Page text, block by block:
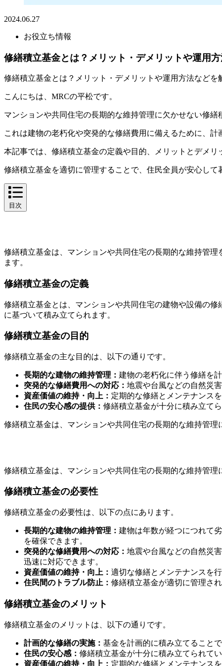
2024.06.27
お役立ち情報
修繕積立基金とは？メリット・デメリットや運用
修繕積立基金とは？メリット・デメリットや運用方法などを
こんにちは、MRCの平松です。
マンションや共同住宅の長期的な維持管理に欠かせない修繕
これは建物の老朽化や突発的な修繕費用に備えるために、
本記事では、修繕積立基金の定義や目的、メリットとデメ
修繕積立基金を適切に管理することで、住民全員が安心して
目次
修繕積立基金は、マンションや共同住宅の長期的な維持管
ます。
修繕積立基金の定義
修繕積立基金とは、マンションや共同住宅の建物や設備の
に基づいて積み立てられます。
修繕積立基金の目的
修繕積立基金の主な目的は、以下の通りです。
長期的な建物の維持管理： 建物の老朽化に伴う修繕を
突発的な修繕費用への対応： 地震や台風などの自然災
資産価値の維持・向上： 定期的な修繕とメンテナンス
住民の安心感の提供： 修繕積立基金が十分に積み立て
修繕積立基金は、マンションや共同住宅の長期的な維持管
修繕積立基金は、マンションや共同住宅の長期的な維持管
修繕積立基金の必要性
修繕積立基金の必要性は、以下の点にあります。
長期的な建物の維持管理： 建物は年数が経つにつれて
を確保できます。
突発的な修繕費用への対応： 地震や台風などの自然災
迅速に対応できます。
資産価値の維持・向上： 適切な修繕とメンテナンスを
住民間のトラブル防止： 修繕積立基金が適切に管理さ
修繕積立基金のメリット
修繕積立基金のメリットは、以下の通りです。
計画的な修繕の実施： 基金を計画的に積み立てること
住民の安心感： 修繕積立基金が十分に積み立てられて
資産価値の維持・向上： 定期的な修繕とメンテナンス